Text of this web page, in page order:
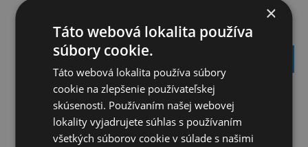
JEEP OPASOK S MULTIFUNKČNOU PRACKOU
50,50€
×
Táto webová lokalita používa
súbory cookie.
Táto webová lokalita používa súbory
cookie na zlepšenie používateľskej
skúsenosti. Používaním našej webovej
lokality vyjadrujete súhlas s používaním
všetkých súborov cookie v súlade s našimi